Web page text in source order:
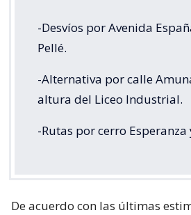
-Desvíos por Avenida
Pellé.
-Alternativa por calle
altura del Liceo Industrial.
-Rutas por cerro Esperanza
De acuerdo con las últimas